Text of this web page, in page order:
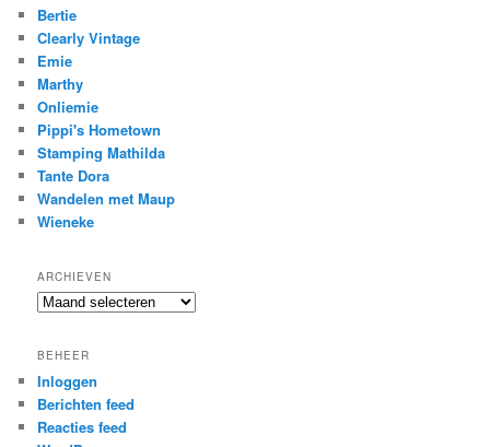
Bertie
Clearly Vintage
Emie
Marthy
Onliemie
Pippi's Hometown
Stamping Mathilda
Tante Dora
Wandelen met Maup
Wieneke
ARCHIEVEN
Archieven
BEHEER
Inloggen
Berichten feed
Reacties feed